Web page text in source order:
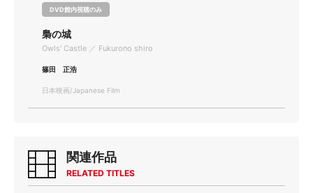
DVD館内視聴のみ
梟の城
Owls' Castle ／ Fukurono shiro
篠田 正浩
日本映画/Japanese Film
関連作品
RELATED TITLES